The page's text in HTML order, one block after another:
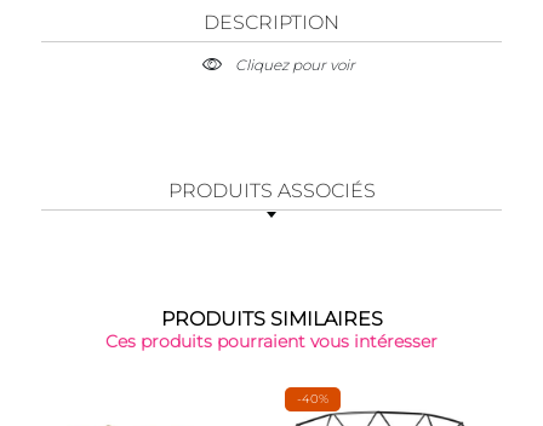
DESCRIPTION
Cliquez pour voir
PRODUITS ASSOCIÉS
PRODUITS SIMILAIRES
Ces produits pourraient vous intéresser
-40%